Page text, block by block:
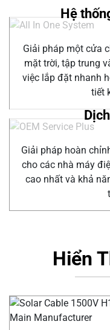
Hệ
Giải pháp một cửa
mặt trời, tập trung
việc lắp đặt nhanh
tiết
Giải pháp hoàn
cho các nhà máy
cao nhất và khả
Hiển